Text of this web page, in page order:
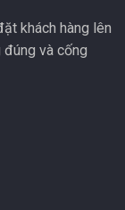
khách hàng lên
đúng và cống